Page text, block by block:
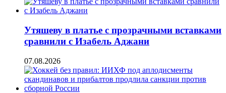
Утяшеву в платье с прозрачными вставками
сравнили с Изабель Аджани
07.08.2026